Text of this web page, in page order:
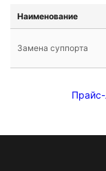
Наименование
Замена суппорта